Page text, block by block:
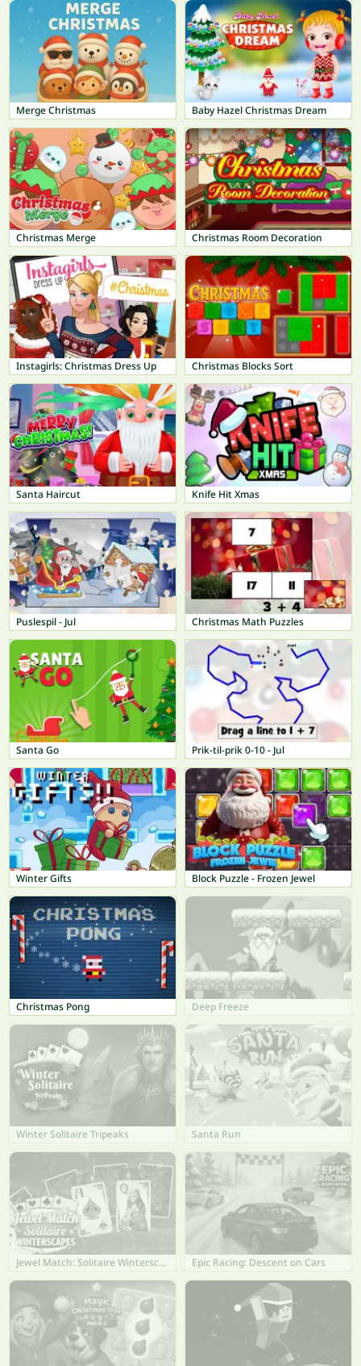
Merge Christmas Baby Hazel Christmas Dream
Christmas Merge Christmas Room Decoration
Instagirls: Christmas Dress Up Christmas Blocks Sort
Santa Haircut Knife Hit Xmas
Puslespil - Jul Christmas Math Puzzles
Santa Go Prik-til-prik 0-10 - Jul
Winter Gifts Block Puzzle - Frozen Jewel
Christmas Pong Deep Freeze
Winter Solitaire Tripeaks Santa Run
Jewel Match: Solitaire Winterscapes Epic Racing: Descent on Cars